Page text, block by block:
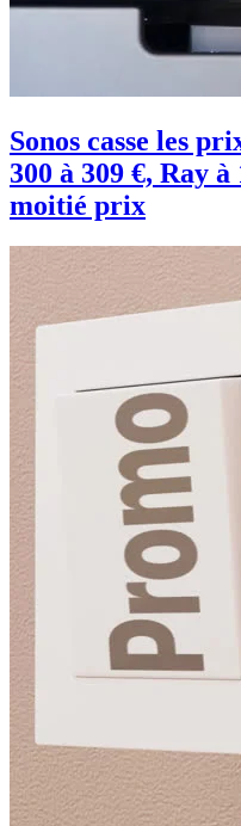
Sonos casse les
300 à 309 €, Ray à
moitié prix